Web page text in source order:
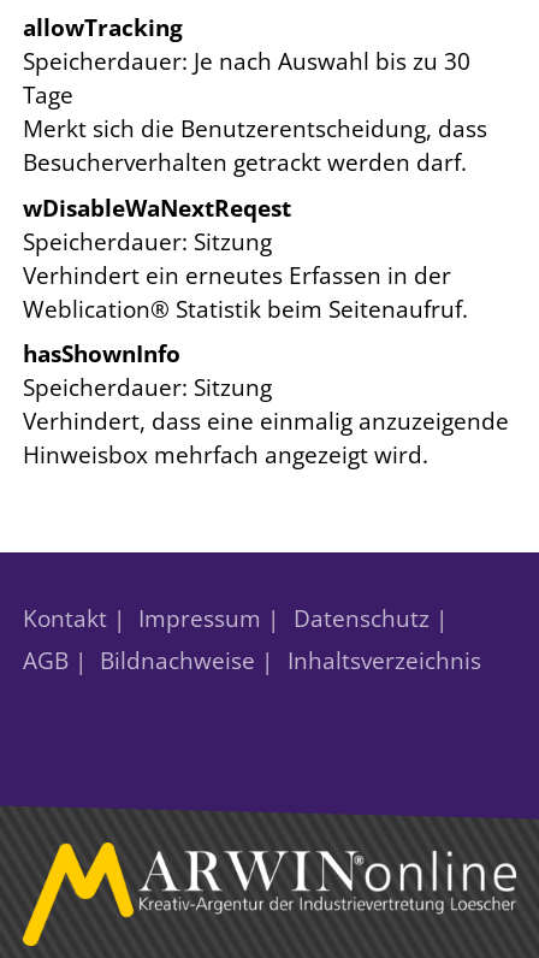
allowTracking
Speicherdauer Je nach Auswahl bis zu 30
Tage
Merkt sich die Benutzerentscheidung, dass
Besucherverhalten getrackt werden darf.
wDisableWaNextReqest
Speicherdauer Sitzung
Verhindert ein erneutes Erfassen in der
Weblication® Statistik beim Seitenaufruf.
hasShownInfo
Speicherdauer Sitzung
Verhindert, dass eine einmalig anzuzeigende
Hinweisbox mehrfach angezeigt wird.
Kontakt | Impressum |
Datenschutz |
AGB |
Bildnachweise | Inhaltsverzeichnis